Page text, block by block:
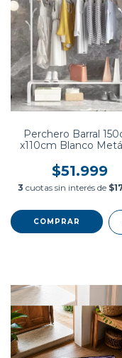
Perchero Barral
x110cm Blanco
$51.999
3 cuotas sin interés de